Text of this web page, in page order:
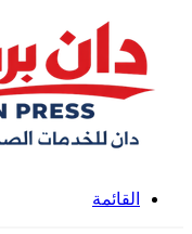
القائمة